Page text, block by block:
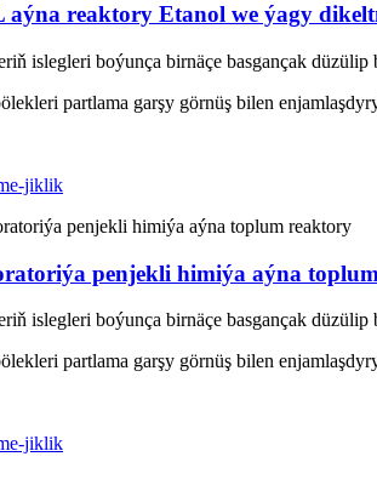
aýna reaktory Etanol we ýagy
islegleri boýunça birnäçe basgançak düzülip
partlama garşy görnüş bilen
jiklik
penjekli himiýa aýna
islegleri boýunça birnäçe basgançak düzülip
partlama garşy görnüş bilen
jiklik